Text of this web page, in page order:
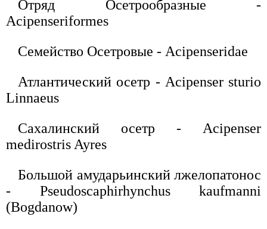
Отряд Осетрообразные -
Acipenseriformes
Семейство Осетровые - Acipenseridae
Атлантический осетр - Acipenser sturio
Linnaeus
Сахалинский осетр - Acipenser
medirostris Ayres
Большой амударьинский лжелопатонос
- Pseudoscaphirhynchus kaufmanni
(Bogdanow)